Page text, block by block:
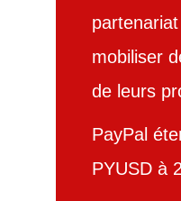
mobiliser
de leurs
PayPal
PYUSD à